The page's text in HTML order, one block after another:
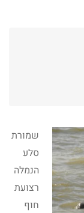
שמורת
סלע
הנמלה
רצועת
חוף